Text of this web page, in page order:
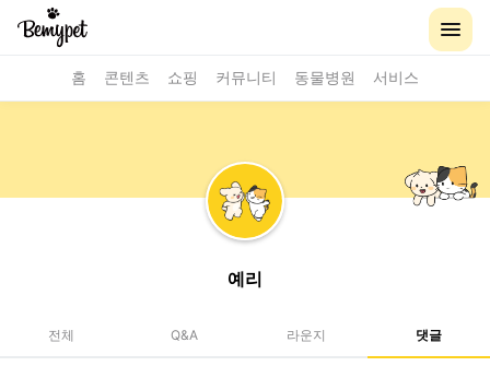
홈 콘텐츠 쇼핑 커뮤니티 동물병원 서비스
예리
전체 Q&A 라운지 댓글